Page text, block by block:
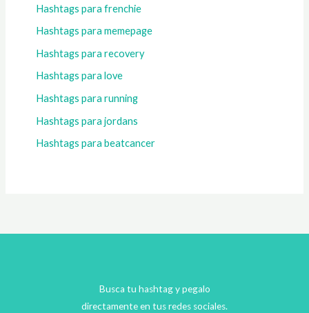
Hashtags para frenchie
Hashtags para memepage
Hashtags para recovery
Hashtags para love
Hashtags para running
Hashtags para jordans
Hashtags para beatcancer
Busca tu hashtag y pegalo
directamente en tus redes sociales.